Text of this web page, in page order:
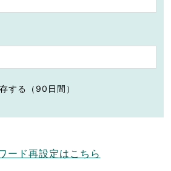
する（90日間）
ード再設定はこちら